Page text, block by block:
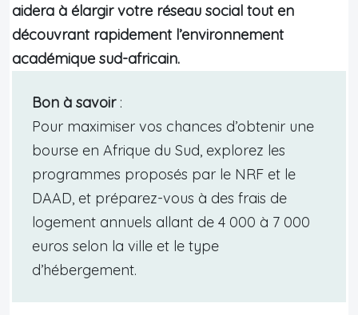
aidera à élargir votre réseau social tout en
découvrant rapidement l’environnement
académique sud-africain.
Bon à savoir:
Pour maximiser vos chances d’obtenir une
bourse en Afrique du Sud, explorez les
programmes proposés par le NRF et le
DAAD, et préparez-vous à des frais de
logement annuels allant de 4 000 à 7 000
euros selon la ville et le type
d’hébergement.